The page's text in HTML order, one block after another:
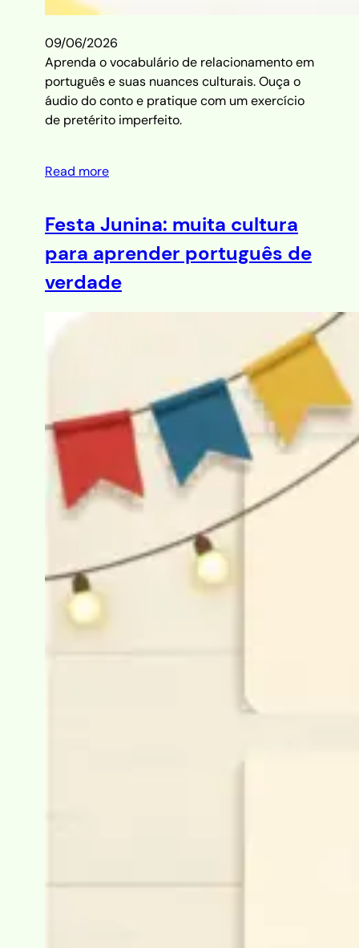
09/06/2026
Aprenda o vocabulário de relacionamento em
português e suas nuances culturais. Ouça o
áudio do conto e pratique com um exercício
de pretérito imperfeito.
Read more
Festa Junina: muita cultura
para aprender português de
verdade